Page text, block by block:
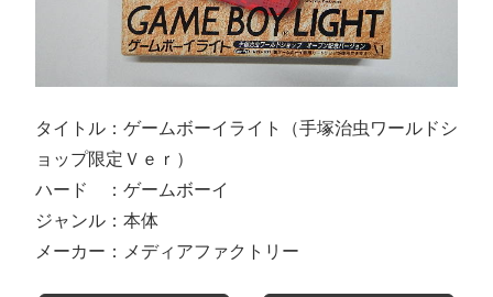
タイトル：ゲームボーイライト（手塚治虫ワールドシ
ョップ限定Ｖｅｒ）
ハード ：ゲームボーイ
ジャンル：本体
メーカー：メディアファクトリー